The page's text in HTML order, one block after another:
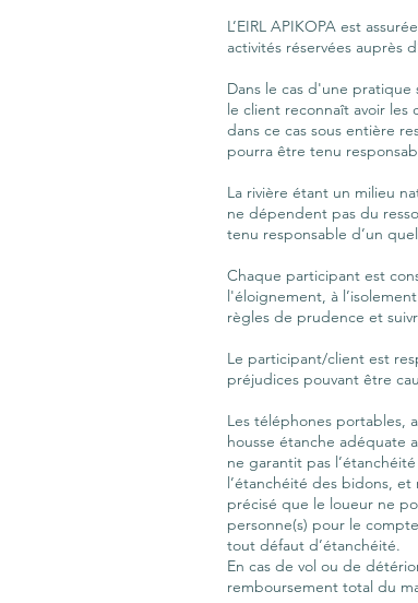
L’EIRL APIKOPA est
activités réservées auprès
Dans le cas d'une
le client reconnaît avoir
dans ce cas sous entière
pourra être tenu
La rivière étant un milieu
ne dépendent pas du
tenu responsable d’un
Chaque participant est
l'éloignement, à
règles de prudence et
Le participant/client est
préjudices pouvant être
Les téléphones portables,
housse étanche adéquate
ne garantit pas
l’étanchéité des bidons,
précisé que le loueur ne
personne(s) pour le
tout défaut d’étanchéité.
En cas de vol ou de
remboursement total du